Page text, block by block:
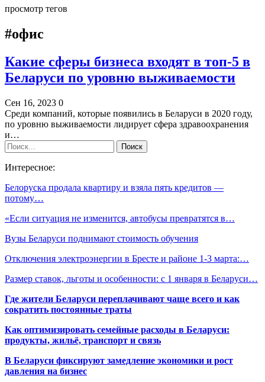
просмотр тегов
#офис
Какие сферы бизнеса входят в топ-5 в
Беларуси по уровню выживаемости
Сен 16, 2023 0
Среди компаний, которые появились в Беларуси в 2020 году,
по уровню выживаемости лидирует сфера здравоохранения
и…
Интересное:
Белоруска продала квартиру и взяла пять кредитов —
потому…
«Если ситуация не изменится, автобусы превратятся в…
Вузы Беларуси поднимают стоимость обучения
Отключения электроэнергии в Бресте и районе 1-3 марта:…
Размер ставок, льготы и особенности: с 1 января в Беларуси…
Где жители Беларуси переплачивают чаще всего и как
сократить постоянные траты
Как оптимизировать семейные расходы в Беларуси:
продукты, жильё, транспорт и связь
В Беларуси фиксируют замедление экономики и рост
давления на бизнес